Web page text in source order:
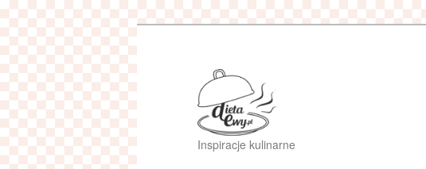
Przeskocz
do
tekstu
Inspiracje kulinarne